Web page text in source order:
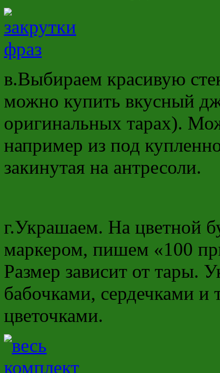
в.Выбираем красивую
можно купить вкусный
оригинальных тарах).
например из под
закинутая на антресоли.
г.Украшаем. На цветной
маркером, пишем «100
Размер зависит от тары.
бабочками, сердечками
цветочками.